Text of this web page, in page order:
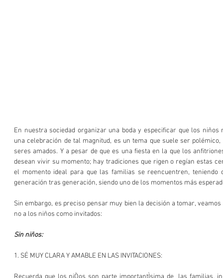
En nuestra sociedad organizar una boda y especificar que los niños
una celebración de tal magnitud, es un tema que suele ser
seres amados. Y a pesar de que es una fiesta en la que los
desean vivir su momento; hay tradiciones que rigen o regían estas
el momento ideal para que las familias se reencuentren, teniendo
generación tras generación, siendo uno de los momentos más
Sin embargo, es preciso pensar muy bien la decisión a tomar,
no a los niños como invitados:
Sin niños:
1. SÉ MUY CLARA Y AMABLE EN LAS INVITACIONES: